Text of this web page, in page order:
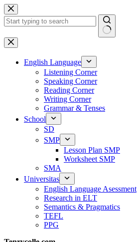
Skip
to
content
No
results
English Language
Listening Corner
Speaking Corner
Reading Corner
Writing Corner
Grammar & Tenses
School
SD
SMP
Lesson Plan SMP
Worksheet SMP
SMA
Universitas
English Language Asessment
Research in ELT
Semantics & Pragmatics
TEFL
PPG